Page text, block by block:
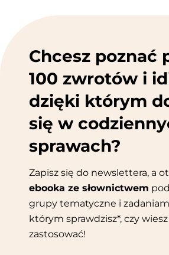
Chcesz poznać
100 zwrotów i
dzięki którym
się w
sprawach?
Zapisz się do newslettera, a
ebooka ze słownictwem
grupy tematyczne i
którym sprawdzisz*, czy
zastosować!